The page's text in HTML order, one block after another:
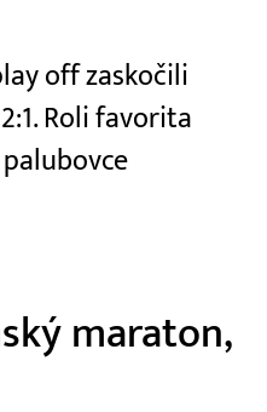
off zaskočili
Roli favorita
maraton,